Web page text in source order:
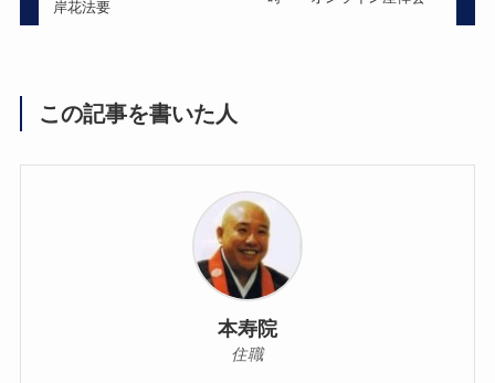
岸花法要
この記事を書いた人
本寿院
住職